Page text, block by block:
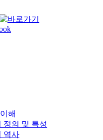
해
정의 및 특성
역사